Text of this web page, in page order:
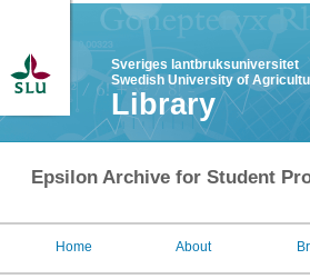
Sveriges lantbruksuniversitet
Swedish University of
Library
Epsilon Archive for Student
Home About